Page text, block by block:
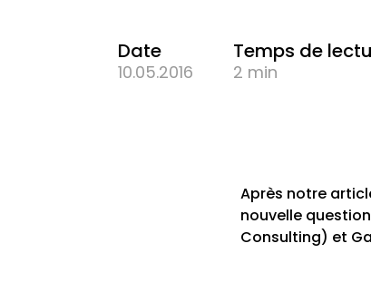
Date
10.05.2016
Temps de
2 min
Après notre
nouvelle
Consulting) et